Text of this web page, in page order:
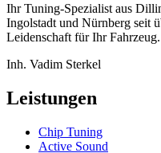
Ihr Tuning-Spezialist aus
Ingolstadt und Nürnberg seit
Leidenschaft für Ihr Fahrzeug.
Inh. Vadim Sterkel
Leistungen
Chip Tuning
Active Sound